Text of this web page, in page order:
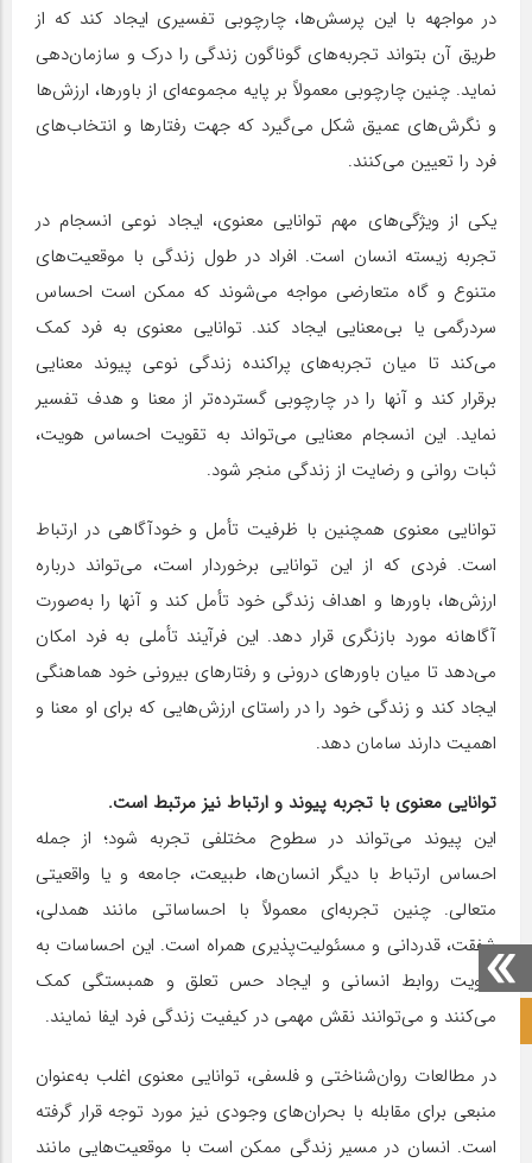
صفحه نخست آکادمی علمی
در مواجهه با این پرسش‌ها، چارچوبی تفسیری ایجاد کند که از
طریق آن بتواند تجربه‌های گوناگون زندگی را درک و سازمان‌دهی
نماید. چنین چارچوبی معمولاً بر پایه مجموعه‌ای از باورها، ارزش‌ها
و نگرش‌های عمیق شکل می‌گیرد که جهت رفتارها و انتخاب‌های
فرد را تعیین می‌کنند.
یکی از ویژگی‌های مهم توانایی معنوی، ایجاد نوعی انسجام در
تجربه زیسته انسان است. افراد در طول زندگی با موقعیت‌های
متنوع و گاه متعارضی مواجه می‌شوند که ممکن است احساس
سردرگمی یا بی‌معنایی ایجاد کند. توانایی معنوی به فرد کمک
می‌کند تا میان تجربه‌های پراکنده زندگی نوعی پیوند معنایی
برقرار کند و آنها را در چارچوبی گسترده‌تر از معنا و هدف تفسیر
نماید. این انسجام معنایی می‌تواند به تقویت احساس هویت،
ثبات روانی و رضایت از زندگی منجر شود.
توانایی معنوی همچنین با ظرفیت تأمل و خودآگاهی در ارتباط
است. فردی که از این توانایی برخوردار است، می‌تواند درباره
ارزش‌ها، باورها و اهداف زندگی خود تأمل کند و آنها را به‌صورت
آگاهانه مورد بازنگری قرار دهد. این فرآیند تأملی به فرد امکان
می‌دهد تا میان باورهای درونی و رفتارهای بیرونی خود هماهنگی
ایجاد کند و زندگی خود را در راستای ارزش‌هایی که برای او معنا و
اهمیت دارند سامان دهد.
توانایی معنوی با تجربه پیوند و ارتباط نیز مرتبط است.
این پیوند می‌تواند در سطوح مختلفی تجربه شود؛ از جمله
احساس ارتباط با دیگر انسان‌ها، طبیعت، جامعه و یا واقعیتی
متعالی. چنین تجربه‌ای معمولاً با احساساتی مانند همدلی،
شفقت، قدردانی و مسئولیت‌پذیری همراه است. این احساسات به
تقویت روابط انسانی و ایجاد حس تعلق و همبستگی کمک
می‌کنند و می‌توانند نقش مهمی در کیفیت زندگی فرد ایفا نمایند.
در مطالعات روان‌شناختی و فلسفی، توانایی معنوی اغلب به‌عنوان
منبعی برای مقابله با بحران‌های وجودی نیز مورد توجه قرار گرفته
است. انسان در مسیر زندگی ممکن است با موقعیت‌هایی مانند